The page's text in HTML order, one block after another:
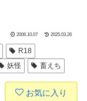
2006.10.07 2025.03.26
R18
妖怪 畜えち
お気に入り